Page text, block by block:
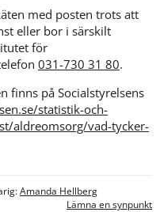
med posten trots att
eller bor i särskilt
för
031-730 31 80.
finns på Socialstyrelsens
statistik-och-
aldreomsorg/vad-tycker-
till annan webbplats.
Amanda Hellberg
Lämna en synpunkt